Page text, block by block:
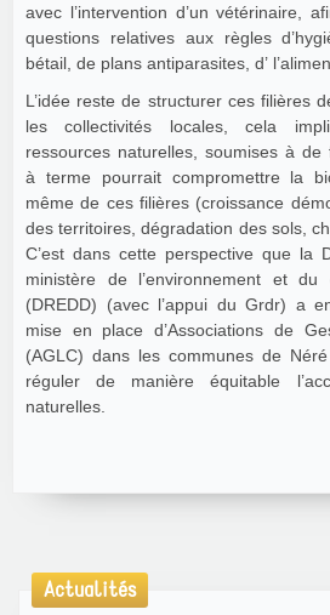
avec l’intervention d’un vétérinaire,
questions relatives aux règles
bétail, de plans antiparasites, d’
L’idée reste de structurer ces filières
les collectivités locales, cela
ressources naturelles, soumises à
à terme pourrait compromettre la
même de ces filières (croissance
des territoires, dégradation des sols,
C’est dans cette perspective que la
ministère de l’environnement et du
(DREDD) (avec l’appui du Grdr) a
mise en place d’Associations de
(AGLC) dans les communes de Néré
réguler de manière équitable
naturelles.
Actualités